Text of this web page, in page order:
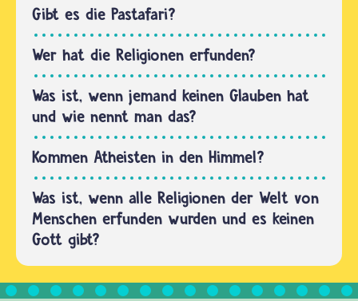
dass mit
dem Tod
einfach
alles
vorbei
ist.
Manche
von
ihnen
haben…
Gibt es die Pastafari?
Wer hat die Religionen erfunden?
Was ist, wenn jemand keinen Glauben hat
und wie nennt man das?
Kommen Atheisten in den Himmel?
Was ist, wenn alle Religionen der Welt von
Menschen erfunden wurden und es keinen
Gott gibt?